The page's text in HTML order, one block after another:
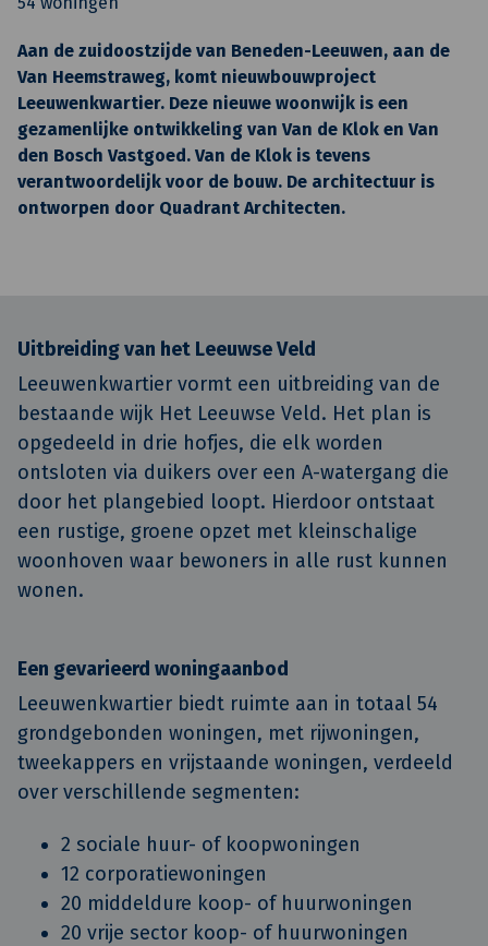
Aan de zuidoostzijde van Beneden-Leeuwen, aan de
Van Heemstraweg, komt nieuwbouwproject
Leeuwenkwartier. Deze nieuwe woonwijk is een
gezamenlijke ontwikkeling van Van de Klok en Van
den Bosch Vastgoed. Van de Klok is tevens
verantwoordelijk voor de bouw. De architectuur is
ontworpen door Quadrant Architecten.
Uitbreiding van het Leeuwse Veld
Leeuwenkwartier vormt een uitbreiding van de
bestaande wijk Het Leeuwse Veld. Het plan is
opgedeeld in drie hofjes, die elk worden
ontsloten via duikers over een A-watergang die
door het plangebied loopt. Hierdoor ontstaat
een rustige, groene opzet met kleinschalige
woonhoven waar bewoners in alle rust kunnen
wonen.
Een gevarieerd woningaanbod
Leeuwenkwartier biedt ruimte aan in totaal 54
grondgebonden woningen, met rijwoningen,
tweekappers en vrijstaande woningen, verdeeld
over verschillende segmenten:
2 sociale huur- of koopwoningen
12 corporatiewoningen
20 middeldure koop- of huurwoningen
20 vrije sector koop- of huurwoningen